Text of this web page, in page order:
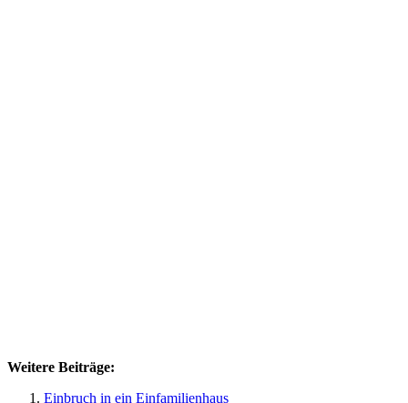
Weitere Beiträge:
Einbruch in ein Einfamilienhaus